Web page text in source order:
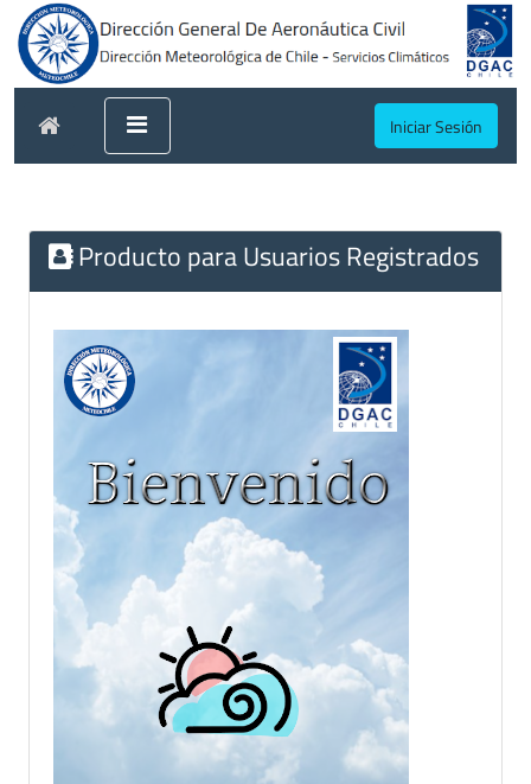
Iniciar Sesión
Producto para Usuarios Registrados